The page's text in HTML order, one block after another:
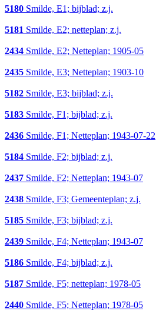
5180 Smilde, E1; bijblad; z.j.
5181 Smilde, E2; netteplan; z.j.
2434 Smilde, E2; Netteplan; 1905-05
2435 Smilde, E3; Netteplan; 1903-10
5182 Smilde, E3; bijblad; z.j.
5183 Smilde, F1; bijblad; z.j.
2436 Smilde, F1; Netteplan; 1943-07-22
5184 Smilde, F2; bijblad; z.j.
2437 Smilde, F2; Netteplan; 1943-07
2438 Smilde, F3; Gemeenteplan; z.j.
5185 Smilde, F3; bijblad; z.j.
2439 Smilde, F4; Netteplan; 1943-07
5186 Smilde, F4; bijblad; z.j.
5187 Smilde, F5; netteplan; 1978-05
2440 Smilde, F5; Netteplan; 1978-05